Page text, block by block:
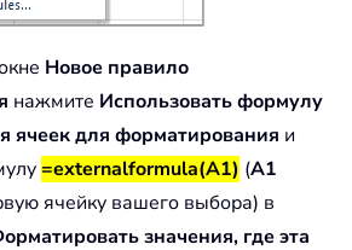
Новое правило
нажмите Использовать формулу
ячеек для форматирования и
=externalformula(A1) (A1
ячейку вашего выбора) в
значения, где эта